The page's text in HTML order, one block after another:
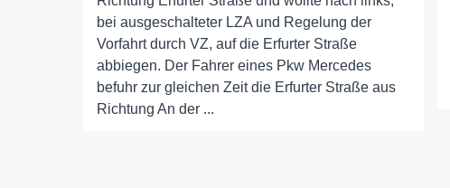
bei ausgeschalteter LZA und Regelung der
Vorfahrt durch VZ, auf die Erfurter Straße
abbiegen. Der Fahrer eines Pkw Mercedes
befuhr zur gleichen Zeit die Erfurter Straße aus
Richtung An der ...